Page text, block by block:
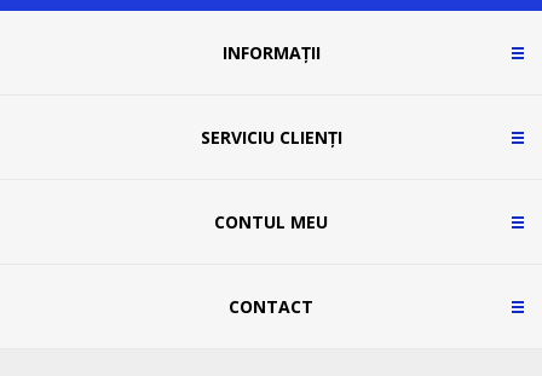
INFORMAȚII
SERVICIU CLIENȚI
CONTUL MEU
CONTACT